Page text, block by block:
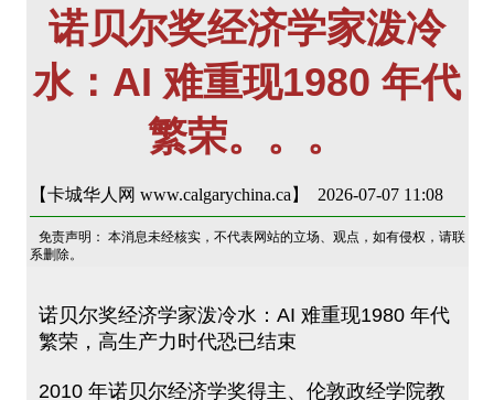
诺贝尔奖经济学家泼冷
水：AI 难重现1980 年代
繁荣。。。
【卡城华人网 www.calgarychina.ca】 2026-07-07 11:08
免责声明： 本消息未经核实，不代表网站的立场、观点，如有侵权，请联
系删除。
诺贝尔奖经济学家泼冷水：AI 难重现1980 年代
繁荣，高生产力时代恐已结束
2010 年诺贝尔经济学奖得主、伦敦政经学院教